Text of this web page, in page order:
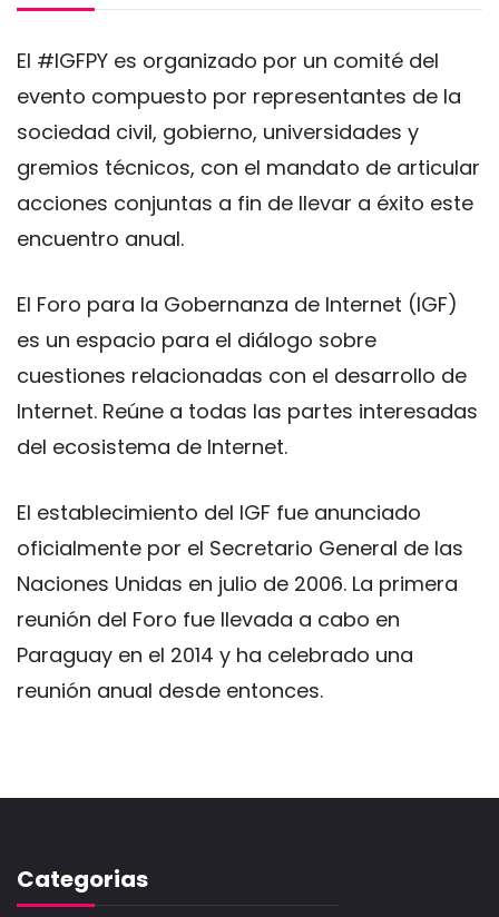
El #IGFPY es organizado por un comité del
evento compuesto por representantes de la
sociedad civil, gobierno, universidades y
gremios técnicos, con el mandato de articular
acciones conjuntas a fin de llevar a éxito este
encuentro anual.
El Foro para la Gobernanza de Internet (IGF)
es un espacio para el diálogo sobre
cuestiones relacionadas con el desarrollo de
Internet. Reúne a todas las partes interesadas
​​del ecosistema de Internet.
El establecimiento del IGF fue anunciado
oficialmente por el Secretario General de las
Naciones Unidas en julio de 2006. La primera
reunión del Foro fue llevada a cabo en
Paraguay en el 2014 y ha celebrado una
reunión anual desde entonces.
Categorias